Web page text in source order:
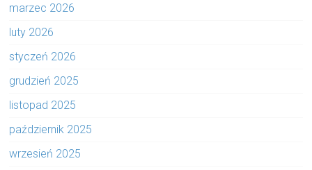
marzec 2026
luty 2026
styczeń 2026
grudzień 2025
listopad 2025
październik 2025
wrzesień 2025